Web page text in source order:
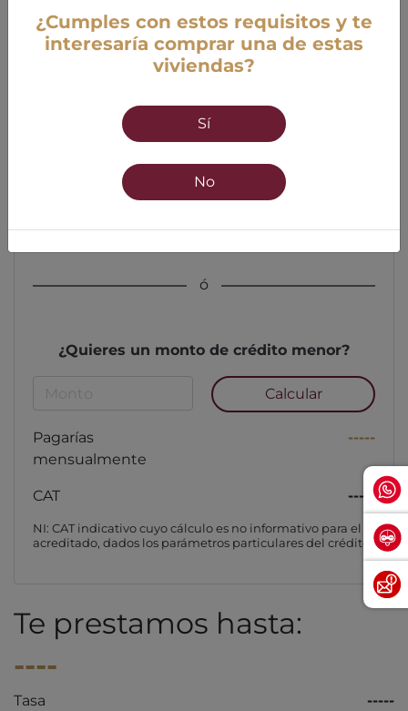
¿Cumples con estos requisitos y te
interesaría comprar una de estas
viviendas?
Sí
No
Edad
18 años mínimo 55 años máximo
ó
¿Quieres un monto de crédito menor?
Calcular
Pagarías
mensualmente
-----
CAT -----
NI: CAT indicativo cuyo cálculo es no informativo para el
acreditado, dados los parámetros particulares del crédito
Te prestamos hasta:
----
Tasa -----